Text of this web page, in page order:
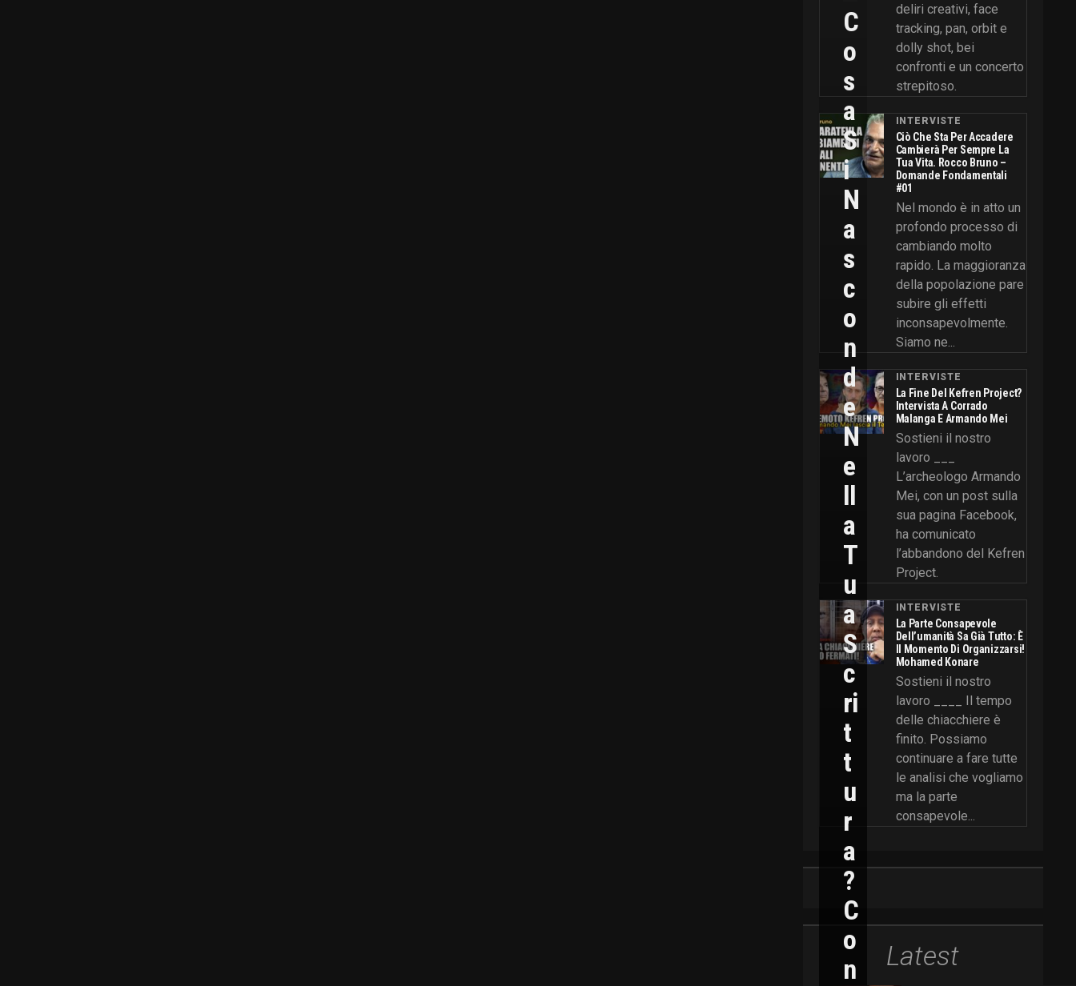
deliri creativi, face
tracking, pan, orbit e
dolly shot, bei
confronti e un concerto
strepitoso.
INTERVISTE
Ciò Che Sta Per Accadere
Cambierà Per Sempre La
Tua Vita. Rocco Bruno –
Domande Fondamentali
#01
Nel mondo è in atto un
profondo processo di
cambiando molto
rapido. La maggioranza
della popolazione pare
subire gli effetti
inconsapevolmente.
Siamo ne...
INTERVISTE
La Fine Del Kefren Project?
Intervista A Corrado
Malanga E Armando Mei
Sostieni il nostro
lavoro ___
L’archeologo Armando
Mei, con un post sulla
sua pagina Facebook,
ha comunicato
l’abbandono del Kefren
Project.
INTERVISTE
La Parte Consapevole
Dell’umanità Sa Già Tutto: È
Il Momento Di Organizzarsi!
Mohamed Konare
Sostieni il nostro
lavoro ____ Il tempo
delle chiacchiere è
finito. Possiamo
continuare a fare tutte
le analisi che vogliamo
ma la parte
consapevole...
Latest
C
O
S
A
S
I
N
A
S
C
O
N
D
E
N
E
Ll
A
T
U
A
S
C
Ri
T
T
U
R
A
?
C
O
N